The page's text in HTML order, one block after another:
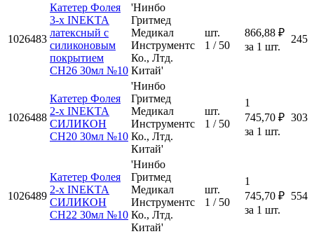
1026483
Катетер Фолея
3-х INEKTA
латексный с
силиконовым
покрытием
CH26 30мл №10
'Нинбо
Гритмед
Медикал
Инструментс
Ко., Лтд.
Китай'
шт.
1 / 50
866,88 ₽
за 1 шт.
245
1026488
Катетер Фолея
2-х INEKTA
СИЛИКОН
CH20 30мл №10
'Нинбо
Гритмед
Медикал
Инструментс
Ко., Лтд.
Китай'
шт.
1 / 50
1
745,70 ₽
за 1 шт.
303
1026489
Катетер Фолея
2-х INEKTA
СИЛИКОН
CH22 30мл №10
'Нинбо
Гритмед
Медикал
Инструментс
Ко., Лтд.
Китай'
шт.
1 / 50
1
745,70 ₽
за 1 шт.
554